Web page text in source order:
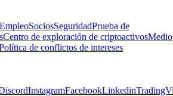
EmpleoSociosSeguridadPrueba de
Centro de exploración de criptoactivosMedio
de conflictos de intereses
InstagramFacebookLinkedin